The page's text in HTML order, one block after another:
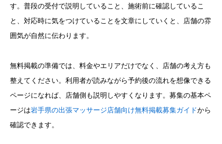
す。普段の受付で説明していること、施術前に確認しているこ
と、対応時に気をつけていることを文章にしていくと、店舗の雰
囲気が自然に伝わります。
無料掲載の準備では、料金やエリアだけでなく、店舗の考え方も
整えてください。利用者が読みながら予約後の流れを想像できる
ページになれば、店舗側も説明しやすくなります。募集の基本ペ
ージは岩手県の出張マッサージ店舗向け無料掲載募集ガイドから
確認できます。